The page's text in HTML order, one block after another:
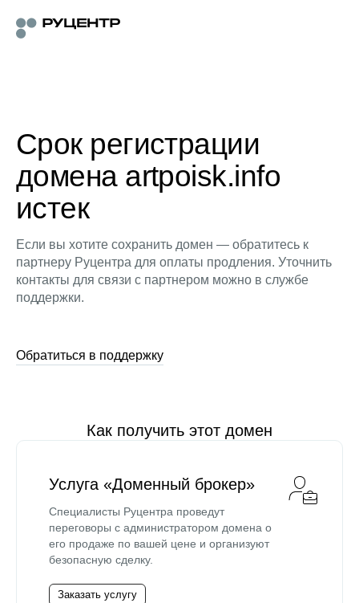
Срок регистрации
домена artpoisk.info
истек
Если вы хотите сохранить домен — обратитесь к
партнеру Руцентра для оплаты продления. Уточнить
контакты для связи с партнером можно в службе
поддержки.
Обратиться в поддержку
Как получить этот домен
Услуга «Доменный брокер»
Специалисты Руцентра проведут
переговоры с администратором домена о
его продаже по вашей цене и организуют
безопасную сделку.
Заказать услугу